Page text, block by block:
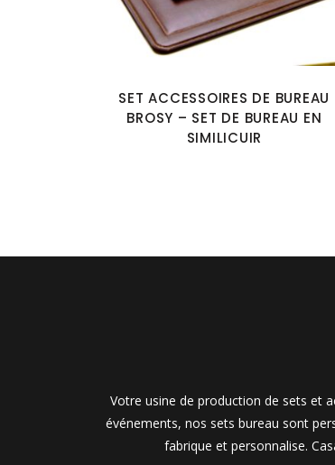
SET ACCESSOIRES DE BUREAU
BROSY – SET DE BUREAU EN
SIMILICUIR
Votre usine de production de sets et
événements, nos sets bureau sont
fabrique et personnalise.